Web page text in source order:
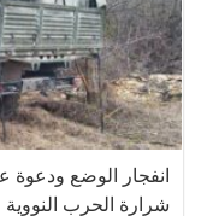
انفجار الوضع ودعوة
شرارة الحرب النووية